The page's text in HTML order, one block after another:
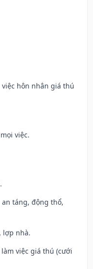
việc hôn nhân giá thú
việc.
an táng, động thổ,
lợp nhà.
việc giá thú (cưới